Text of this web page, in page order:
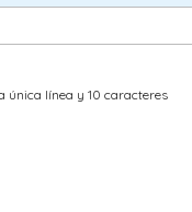
única línea y 10 caracteres